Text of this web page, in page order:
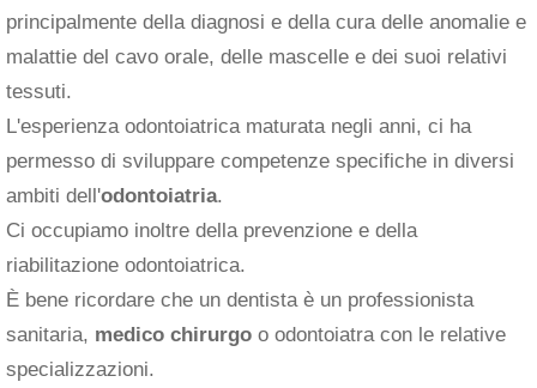
principalmente della diagnosi e della cura delle anomalie e
malattie del cavo orale, delle mascelle e dei suoi relativi
tessuti.
L'esperienza odontoiatrica maturata negli anni, ci ha
permesso di sviluppare competenze specifiche in diversi
ambiti dell'odontoiatria.
Ci occupiamo inoltre della prevenzione e della
riabilitazione odontoiatrica.
È bene ricordare che un dentista è un professionista
sanitaria, medico chirurgo o odontoiatra con le relative
specializzazioni.